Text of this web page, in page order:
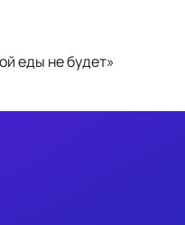
еды не будет»